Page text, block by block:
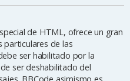
de HTML, ofrece un gran
de las
ser habilitado por la
ser deshabilitado del
BBCode asimismo es